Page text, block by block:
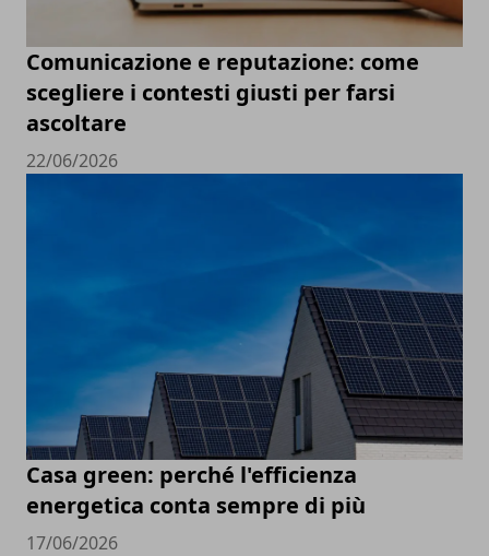
Comunicazione e reputazione: come
scegliere i contesti giusti per farsi
ascoltare
22/06/2026
Casa green: perché l'efficienza
energetica conta sempre di più
17/06/2026